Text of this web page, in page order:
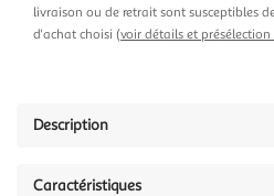
livraison ou de retrait sont susceptibles
d'achat choisi (voir détails et présélection
Description
Caractéristiques